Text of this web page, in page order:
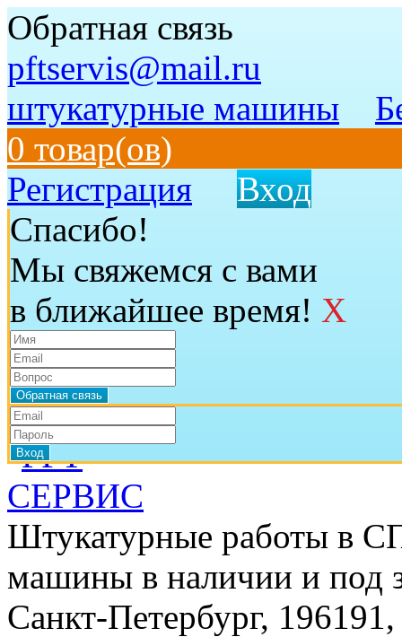
Обратная связь
pftservis@mail.ru
штукатурные машины
0 товар(ов)
Регистрация
Вход
Спасибо!
Мы свяжемся с вами
в ближайшее время! X
Штукатурные работы в
машины в наличии и под
Санкт-Петербург,